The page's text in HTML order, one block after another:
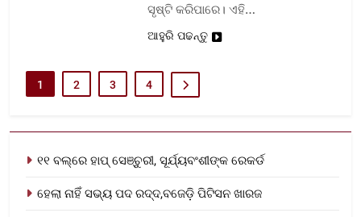
ସୃଷ୍ଟି କରିପାରେ। ଏହି…
ଆହୁରି ପଢନ୍ତୁ
1 2 3 4
୧୧ ବଲ୍‌ରେ ହାପ୍ ସେଞ୍ଚୁରୀ, ସୂର୍ଯ୍ୟବଂଶୀଙ୍କ ରେକର୍ଡ
ହେଲା ନାହିଁ ସଭ୍ୟ ପଦ ରଦ୍ଦ,ବଜେଡ଼ି ପିଟିସନ ଖାରଜ